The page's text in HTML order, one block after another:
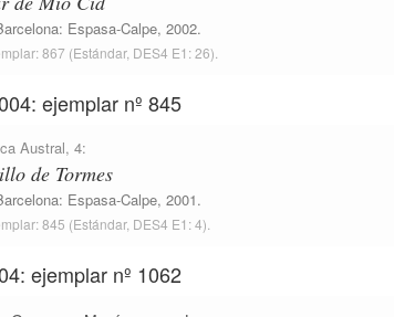
: Espasa-Calpe, 2002.
867 (Estándar, DES4 E1: 26).
ejemplar nº 845
Austral, 4:
de Tormes
: Espasa-Calpe, 2001.
845 (Estándar, DES4 E1: 4).
ejemplar nº 1062